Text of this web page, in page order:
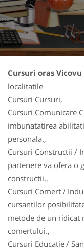
Cursuri oras Vicovu
localitatile
Cursuri Cursuri,
Cursuri Comunicare
imbunatatirea
personala.,
Cursuri Constructii /
partenere va ofera o
constructii.,
Cursuri Comert /
cursantilor
metode de un ridicat
comertului.,
Cursuri Educatie /